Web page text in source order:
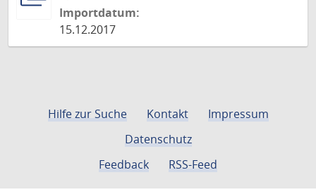
Importdatum:
15.12.2017
Hilfe zur Suche Kontakt
Impressum
Datenschutz
Feedback
RSS-Feed